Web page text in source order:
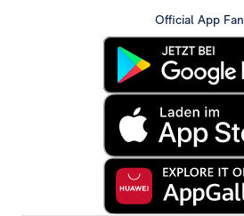
Official App Fan